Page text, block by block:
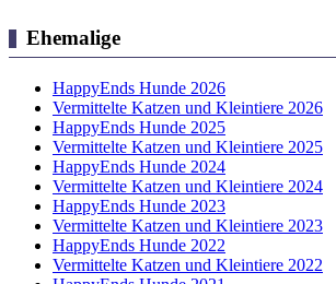
Ehemalige
HappyEnds Hunde 2026
Vermittelte Katzen und Kleintiere 2026
HappyEnds Hunde 2025
Vermittelte Katzen und Kleintiere 2025
HappyEnds Hunde 2024
Vermittelte Katzen und Kleintiere 2024
HappyEnds Hunde 2023
Vermittelte Katzen und Kleintiere 2023
HappyEnds Hunde 2022
Vermittelte Katzen und Kleintiere 2022